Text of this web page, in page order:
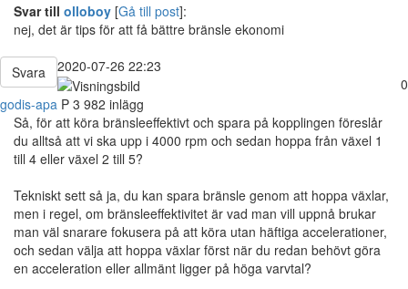
Svar till olloboy [Gå till post]:
nej, det är tips för att få bättre bränsle ekonomi
Svara
2020-07-26 22:23
0
godis-apa P 3 982 inlägg
Så, för att köra bränsleeffektivt och spara på kopplingen föreslår
du alltså att vi ska upp i 4000 rpm och sedan hoppa från växel 1
till 4 eller växel 2 till 5?
Tekniskt sett så ja, du kan spara bränsle genom att hoppa växlar,
men i regel, om bränsleeffektivitet är vad man vill uppnå brukar
man väl snarare fokusera på att köra utan häftiga accelerationer,
och sedan välja att hoppa växlar först när du redan behövt göra
en acceleration eller allmänt ligger på höga varvtal?